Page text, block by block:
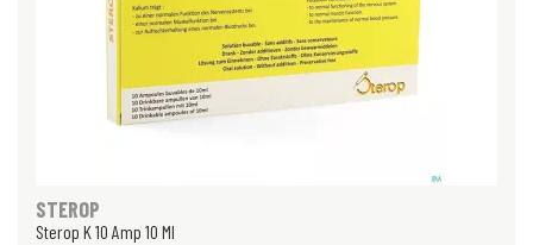
STEROP
Sterop K 10 Amp 10 Ml